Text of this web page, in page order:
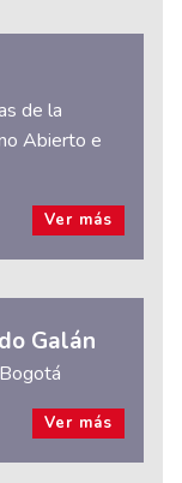
de la
Abierto e
Ver más
Galán
Ver más